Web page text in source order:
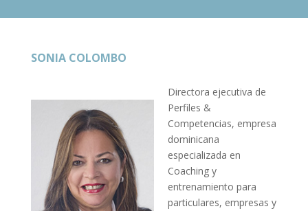
SONIA COLOMBO
Directora ejecutiva de
Perfiles &
Competencias, empresa
dominicana
especializada en
Coaching y
entrenamiento para
particulares, empresas y